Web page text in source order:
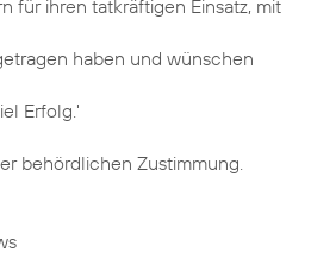
für ihren tatkräftigen Einsatz, mit
haben und wünschen
Erfolg.'
behördlichen Zustimmung.